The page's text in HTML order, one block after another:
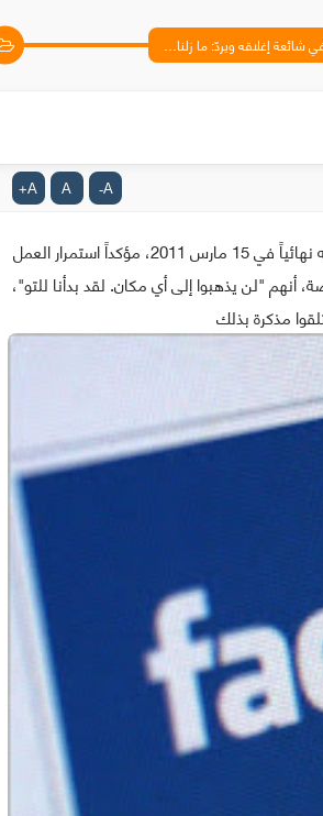
إغلاقه ويردّ: ما زلنا في البداية
A
-
A
A
+
بعد يومين من انتشارها في فضاء الانترنت، نفى موقع "فيسبوك" الشائعة عن إغلاقه نهائياً في 15 مارس 2011، مؤكداً استمرار العمل
"لن يذهبوا إلى أي مكان. لقد بدأنا للتو"،